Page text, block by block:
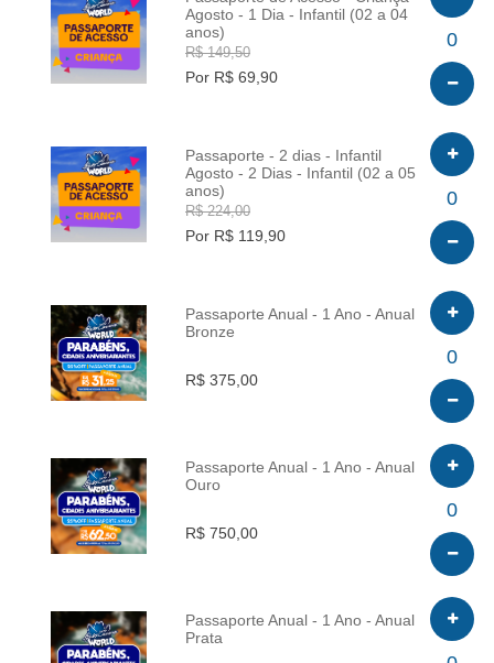
INFO
Agosto - 1 Dia - Infantil (02 a 04
anos)
R$ 149,50
Por R$ 69,90
0
INFO
Passaporte - 2 dias - Infantil
Agosto - 2 Dias - Infantil (02 a 05
anos)
R$ 224,00
Por R$ 119,90
0
INFO
Passaporte Anual - 1 Ano - Anual
Bronze
R$ 375,00
0
INFO
Passaporte Anual - 1 Ano - Anual
Ouro
R$ 750,00
0
INFO
Passaporte Anual - 1 Ano - Anual
Prata